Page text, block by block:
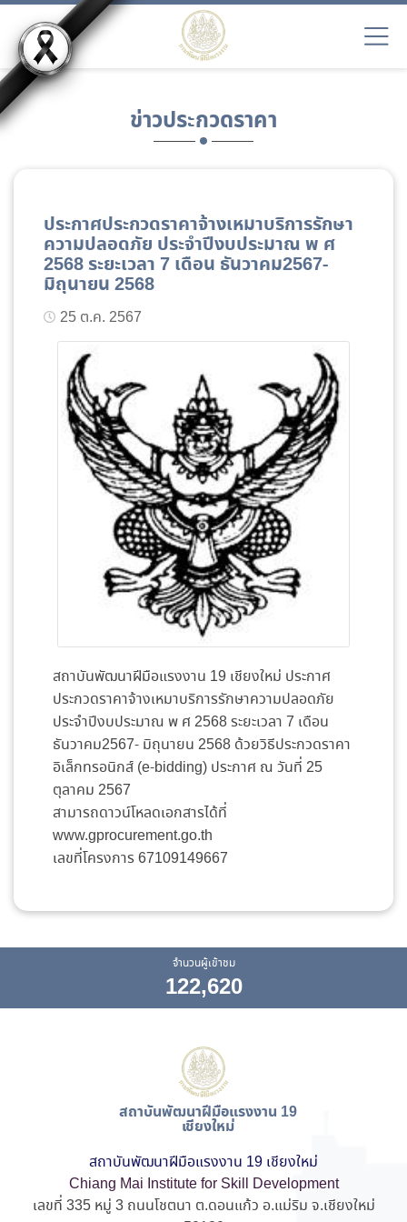
ข่าวประกวดราคา
ประกาศประกวดราคาจ้างเหมาบริการรักษา
ความปลอดภัย ประจำปีงบประมาณ พ ศ
2568 ระยะเวลา 7 เดือน ธันวาคม2567-
มิถุนายน 2568
25 ต.ค. 2567
สถาบันพัฒนาฝีมือแรงงาน 19 เชียงใหม่ ประกาศ
ประกวดราคาจ้างเหมาบริการรักษาความปลอดภัย
ประจำปีงบประมาณ พ ศ 2568 ระยะเวลา 7 เดือน
ธันวาคม2567- มิถุนายน 2568 ด้วยวิธีประกวดราคา
อิเล็กทรอนิกส์ (e-bidding) ประกาศ ณ วันที่ 25
ตุลาคม 2567
สามารถดาวน์โหลดเอกสารได้ที่
www.gprocurement.go.th
เลขที่โครงการ 67109149667
จำนวนผู้เข้าชม
122,620
สถาบันพัฒนาฝีมือแรงงาน 19
เชียงใหม่
สถาบันพัฒนาฝีมือแรงงาน 19 เชียงใหม่
Chiang Mai Institute for Skill Development
เลขที่ 335 หมู่ 3 ถนนโชตนา ต.ดอนแก้ว อ.แม่ริม จ.เชียงใหม่